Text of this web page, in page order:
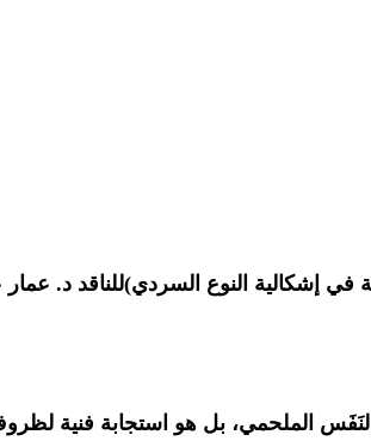
في إشكالية النوع السردي)للناقد د.
الملحمي، بل هو استجابة فنية